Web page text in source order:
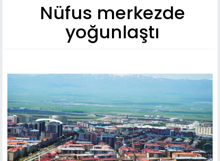
Nüfus merkezde
yoğunlaştı